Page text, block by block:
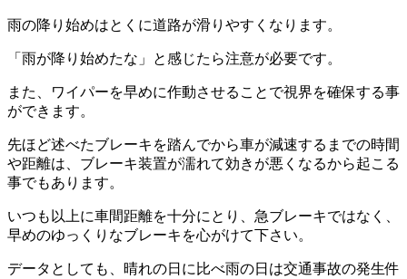
雨の降り始めはとくに道路が滑りやすくなります。
「雨が降り始めたな」と感じたら注意が必要です。
また、ワイパーを早めに作動させることで視界を確保する事
ができます。
先ほど述べたブレーキを踏んでから車が減速するまでの時間
や距離は、ブレーキ装置が濡れて効きが悪くなるから起こる
事でもあります。
いつも以上に車間距離を十分にとり、急ブレーキではなく、
早めのゆっくりなブレーキを心がけて下さい。
データとしても、晴れの日に比べ雨の日は交通事故の発生件